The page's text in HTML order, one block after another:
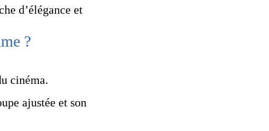
d’élégance et
?
cinéma.
ajustée et son